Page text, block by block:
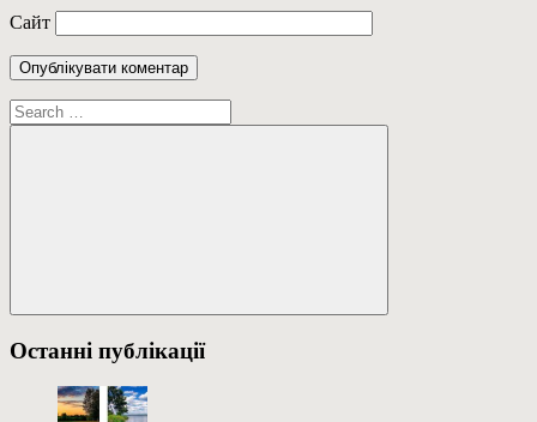
Сайт
Пошук:
Пошук
Останні публікації